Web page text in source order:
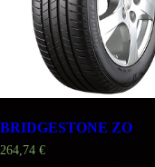
BRIDGESTONE ZO
264,74 €